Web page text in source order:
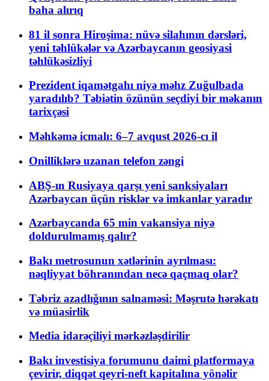
baha alırıq
81 il sonra Hiroşima: nüvə silahının dərsləri,
yeni təhlükələr və Azərbaycanın geosiyasi
təhlükəsizliyi
Prezident iqamətgahı niyə məhz Zuğulbada
yaradılıb? Təbiətin özünün seçdiyi bir məkanın
tarixçəsi
Məhkəmə icmalı: 6–7 avqust 2026-cı il
Onilliklərə uzanan telefon zəngi
ABŞ-ın Rusiyaya qarşı yeni sanksiyaları
Azərbaycan üçün risklər və imkanlar yaradır
Azərbaycanda 65 min vakansiya niyə
doldurulmamış qalır?
Bakı metrosunun xətlərinin ayrılması:
nəqliyyat böhranından necə qaçmaq olar?
Təbriz azadlığının salnaməsi: Məşrutə hərəkatı
və müasirlik
Media idarəçiliyi mərkəzləşdirilir
Bakı investisiya forumunu daimi platformaya
çevirir, diqqət qeyri-neft kapitalına yönəlir